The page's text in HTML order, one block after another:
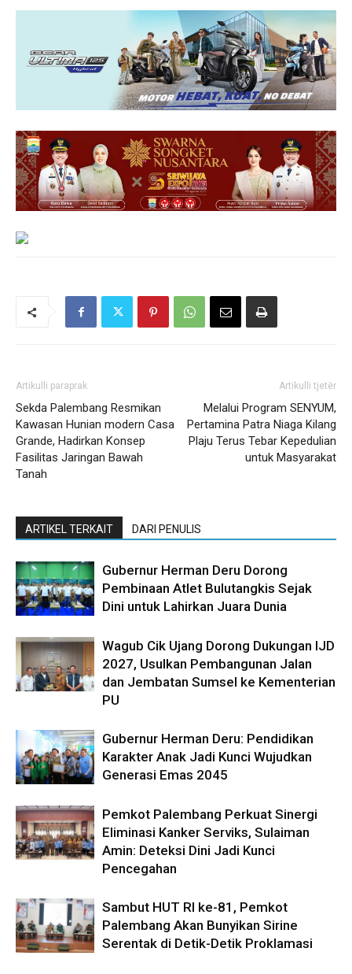
Artikulli paraprak
Sekda Palembang Resmikan
Kawasan Hunian modern Casa
Grande, Hadirkan Konsep
Fasilitas Jaringan Bawah
Tanah
Artikulli tjetër
Melalui Program SENYUM,
Pertamina Patra Niaga Kilang
Plaju Terus Tebar Kepedulian
untuk Masyarakat
ARTIKEL TERKAIT DARI PENULIS
Gubernur Herman Deru Dorong
Pembinaan Atlet Bulutangkis Sejak
Dini untuk Lahirkan Juara Dunia
Wagub Cik Ujang Dorong Dukungan IJD
2027, Usulkan Pembangunan Jalan
dan Jembatan Sumsel ke Kementerian
PU
Gubernur Herman Deru: Pendidikan
Karakter Anak Jadi Kunci Wujudkan
Generasi Emas 2045
Pemkot Palembang Perkuat Sinergi
Eliminasi Kanker Serviks, Sulaiman
Amin: Deteksi Dini Jadi Kunci
Pencegahan
Sambut HUT RI ke-81, Pemkot
Palembang Akan Bunyikan Sirine
Serentak di Detik-Detik Proklamasi